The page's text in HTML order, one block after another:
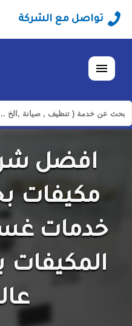
تواصل مع الشركة
القائمة
ابحث
في
العالمية
افضل
مكيفات
خدمات
المكيفات